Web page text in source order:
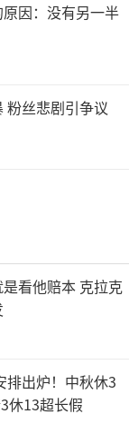
因：没有另一半
粉丝悲剧引争议
看他赔本 克拉克
排出炉！中秋休3
休13超长假